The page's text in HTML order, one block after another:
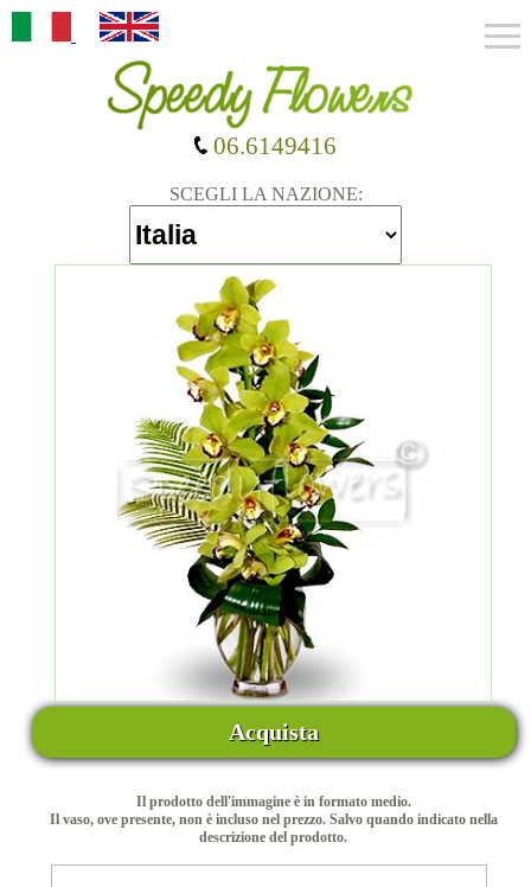
SCEGLI LA NAZIONE:
06.6149416
Acquista
Il prodotto dell'immagine è in formato medio.
Il vaso, ove presente, non è incluso nel prezzo. Salvo quando indicato nella
descrizione del prodotto.